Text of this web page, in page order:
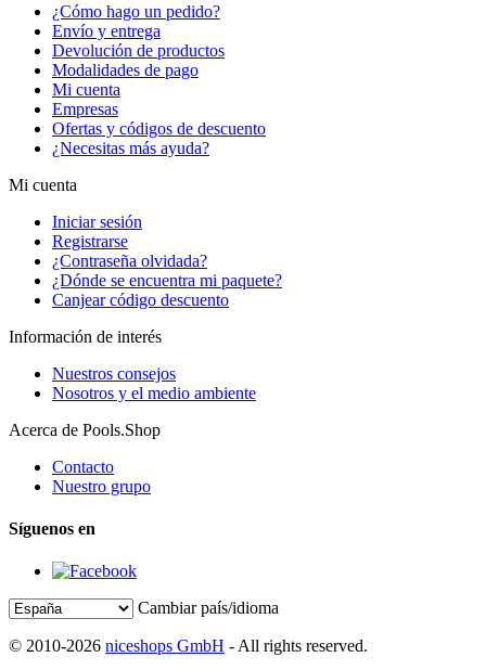
¿Cómo hago un pedido?
Envío y entrega
Devolución de productos
Modalidades de pago
Mi cuenta
Empresas
Ofertas y códigos de descuento
¿Necesitas más ayuda?
Mi cuenta
Iniciar sesión
Registrarse
¿Contraseña olvidada?
¿Dónde se encuentra mi paquete?
Canjear código descuento
Información de interés
Nuestros consejos
Nosotros y el medio ambiente
Acerca de Pools.Shop
Contacto
Nuestro grupo
Síguenos en
Cambiar país/idioma
© 2010-2026 niceshops GmbH - All rights reserved.